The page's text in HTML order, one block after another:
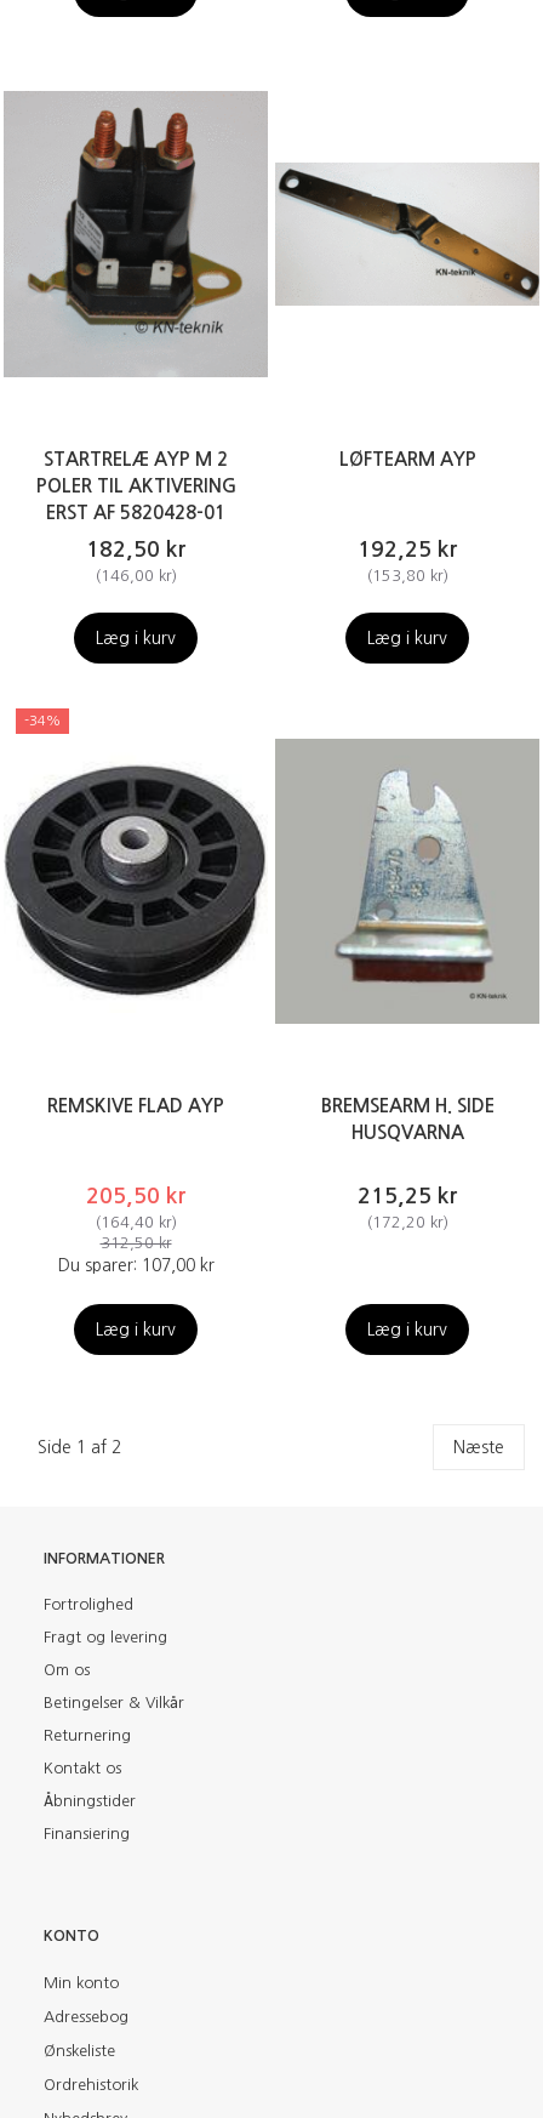
STARTRELÆ AYP M 2
POLER TIL AKTIVERING
ERST AF 5820428-01
182,50 kr
(146,00 kr)
Læg i kurv
LØFTEARM AYP
192,25 kr
(153,80 kr)
Læg i kurv
-34%
REMSKIVE FLAD AYP
205,50 kr
(164,40 kr)
312,50 kr
Du sparer: 107,00 kr
Læg i kurv
BREMSEARM H. SIDE
HUSQVARNA
215,25 kr
(172,20 kr)
Læg i kurv
Side 1 af 2 Næste
INFORMATIONER
Fortrolighed
Fragt og levering
Om os
Betingelser & Vilkår
Returnering
Kontakt os
Åbningstider
Finansiering
KONTO
Min konto
Adressebog
Ønskeliste
Ordrehistorik